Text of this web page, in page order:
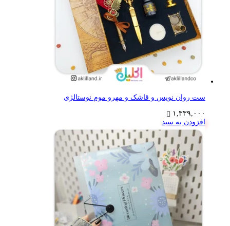
ست روان نویس و قاشک و مهرو موم نوستالژی
۱,۳۳۹,۰۰۰
افزودن به سبد